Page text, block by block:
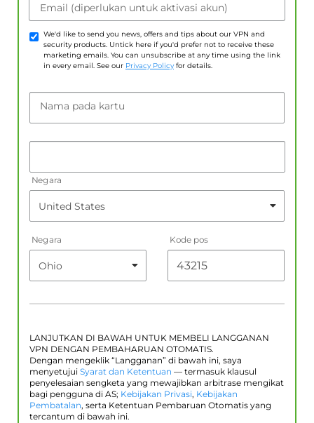
Email (diperlukan untuk aktivasi akun)
We'd like to send you news, offers and tips about our VPN and
security products. Untick here if you'd prefer not to receive these
marketing emails. You can unsubscribe at any time using the link
in every email. See our Privacy Policy for details.
Nama pada kartu
Negara
Negara Kode pos
LANJUTKAN DI BAWAH UNTUK MEMBELI LANGGANAN
VPN DENGAN PEMBAHARUAN OTOMATIS.
Dengan mengeklik “Langganan” di bawah ini, saya
menyetujui Syarat dan Ketentuan — termasuk klausul
penyelesaian sengketa yang mewajibkan arbitrase mengikat
bagi pengguna di AS; Kebijakan Privasi, Kebijakan
Pembatalan, serta Ketentuan Pembaruan Otomatis yang
tercantum di bawah ini.